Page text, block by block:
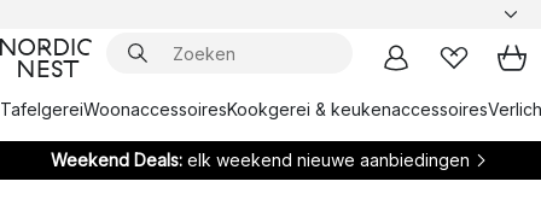
TafelgereiWoonaccessoiresKookgerei & keukenaccessoires
Weekend Deals: elk weekend nieuwe aanbiedingen